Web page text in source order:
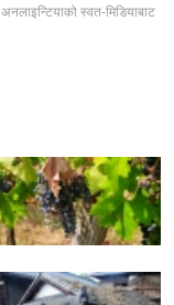
स्वत-मिडियाबाट